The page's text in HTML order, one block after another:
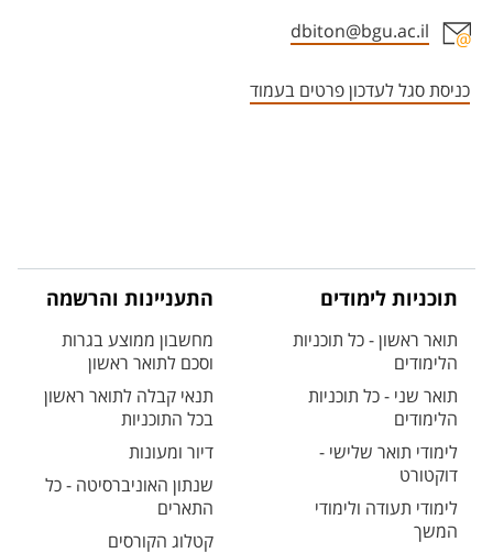
dbiton@bgu.ac.il
כניסת סגל לעדכון פרטים בעמוד
תוכניות לימודים
תואר ראשון - כל תוכניות
הלימודים
תואר שני - כל תוכניות
הלימודים
לימודי תואר שלישי -
דוקטורט
לימודי תעודה ולימודי
המשך
התעניינות והרשמה
מחשבון ממוצע בגרות
וסכם לתואר ראשון
תנאי קבלה לתואר ראשון
בכל התוכניות
דיור ומעונות
שנתון האוניברסיטה - כל
התארים
קטלוג הקורסים